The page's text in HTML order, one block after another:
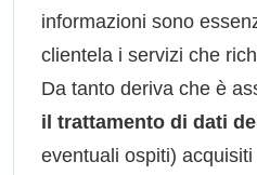
informazioni sono
clientela i servizi che
Da tanto deriva che è
il trattamento di dati
eventuali ospiti)